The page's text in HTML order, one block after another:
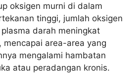
oksigen murni di dalam
tinggi, jumlah oksigen
darah meningkat
mencapai area-area yang
mengalami hambatan
atau peradangan kronis.